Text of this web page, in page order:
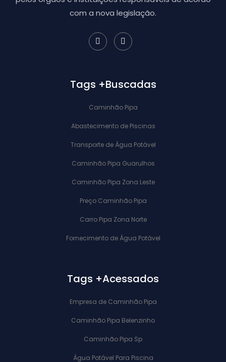
com a nova legislação.
Tags +Buscadas
Caminhão Pipa
Abastecimento de Piscinas
Transporte de Água Potável
Caminhão Pipa Guarulhos
Caminhão Pipa Zona Leste
Preço Caminhão Pipa
Carro Pipa Zona Norte
Fornecimento de Água Potável
Tags +Acessados
Empresa de Caminhão Pipa
Caminhão Pipa Belenzinho
Caminhão Pipa Sp
Água Potável Para Piscina